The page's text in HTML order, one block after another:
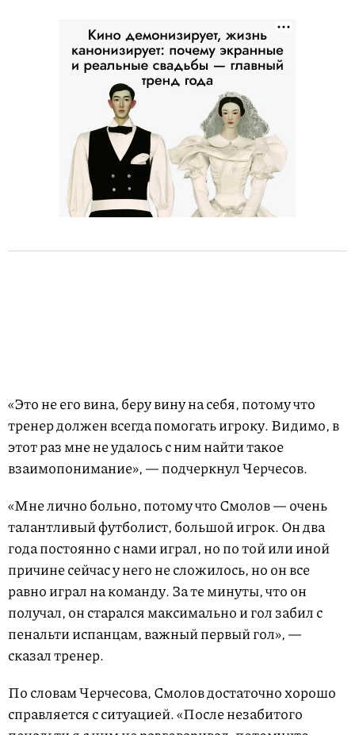
«Это не его вина, беру вину на себя, потому что
тренер должен всегда помогать игроку. Видимо, в
этот раз мне не удалось с ним найти такое
взаимопонимание», — подчеркнул Черчесов.
«Мне лично больно, потому что Смолов — очень
талантливый футболист, большой игрок. Он два
года постоянно с нами играл, но по той или иной
причине сейчас у него не сложилось, но он все
равно играл на команду. За те минуты, что он
получал, он старался максимально и гол забил с
пенальти испанцам, важный первый гол», —
сказал тренер.
По словам Черчесова, Смолов достаточно хорошо
справляется с ситуацией. «После незабитого